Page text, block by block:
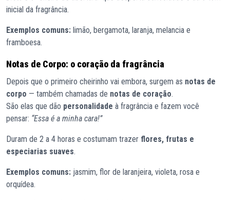
inicial da fragrância.
Exemplos comuns: limão, bergamota, laranja, melancia e
framboesa.
Notas de Corpo: o coração da fragrância
Depois que o primeiro cheirinho vai embora, surgem as notas de
corpo — também chamadas de notas de coração.
São elas que dão personalidade à fragrância e fazem você
pensar: “Essa é a minha cara!”
Duram de 2 a 4 horas e costumam trazer flores, frutas e
especiarias suaves.
Exemplos comuns: jasmim, flor de laranjeira, violeta, rosa e
orquídea.